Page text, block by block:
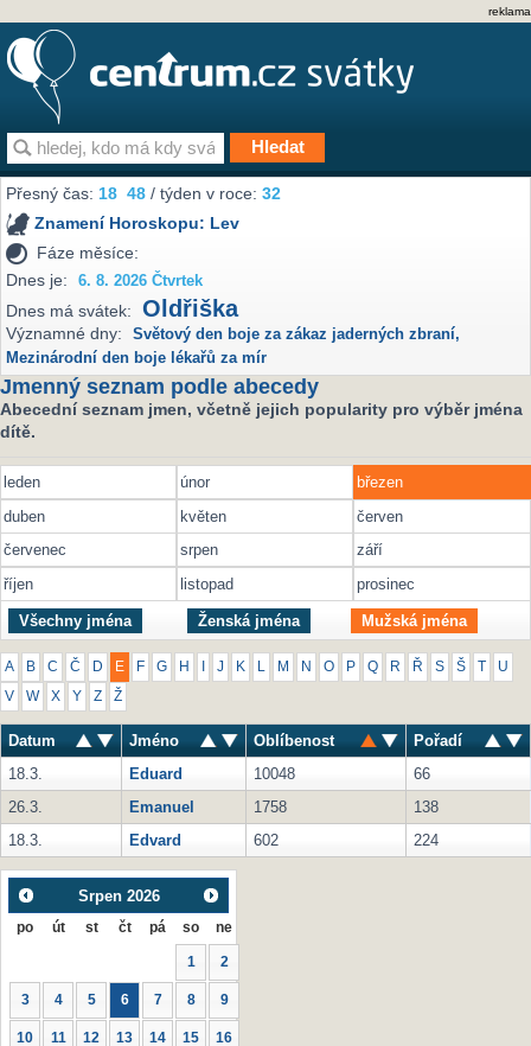
reklama
Přesný čas:18 48 / týden v roce:32
Znamení Horoskopu: Lev
Fáze měsíce:
Dnes je:
6. 8. 2026 Čtvrtek
Dnes má svátek: Oldřiška
Významné dny: Světový den boje za zákaz jaderných zbraní,
Mezinárodní den boje lékařů za mír
Jmenný seznam podle abecedy
Abecední seznam jmen, včetně jejich popularity pro výběr jména
dítě.
leden únor
březen
duben
květen
červen
červenec
srpen
září
říjen
listopad prosinec
Všechny jména Ženská jména Mužská jména
A B C Č D E F G H J K M N O P Q R Ř S Š U
V W X Y Z Ž
Datum Jméno Oblíbenost
Pořadí
18.3.
Eduard 10048
66
26.3.
Emanuel 1758
138
18.3.
Edvard 602 224
Srpen 2026
po út st čt pá so ne
1 2
3 4 5 6 7 8 9
10 11 12 13 14 15 16